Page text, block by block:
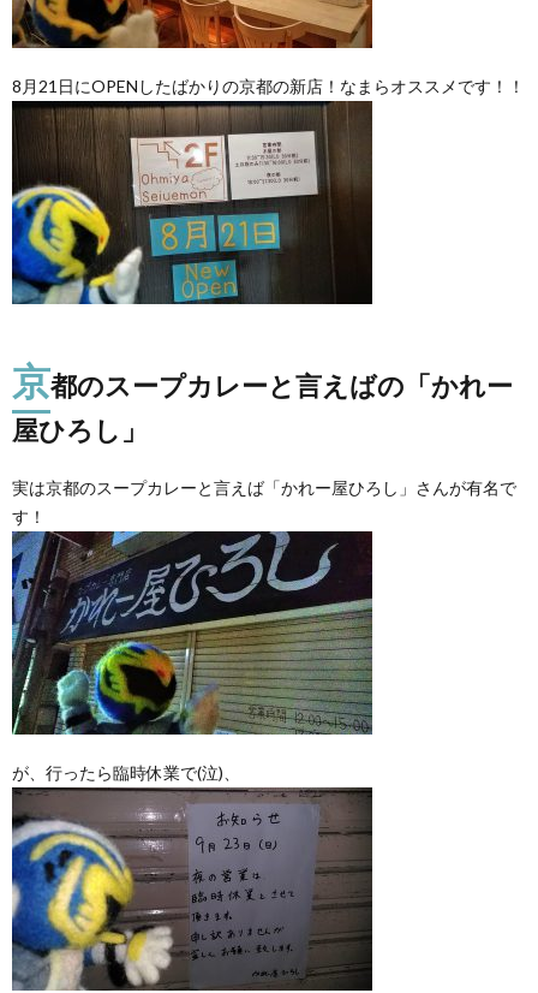
8月21日にOPENしたばかりの京都の新店！なまらオススメです！！
京都のスープカレーと言えばの「かれー
屋ひろし」
実は京都のスープカレーと言えば「かれー屋ひろし」さんが有名で
す！
が、行ったら臨時休業で(泣)、